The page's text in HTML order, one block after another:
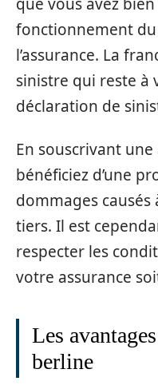
fonctionnement
l’assurance. La
sinistre qui reste à
déclaration de
En souscrivant
bénéficiez d’une
dommages
tiers. Il est
respecter les
votre assurance
Les
berline